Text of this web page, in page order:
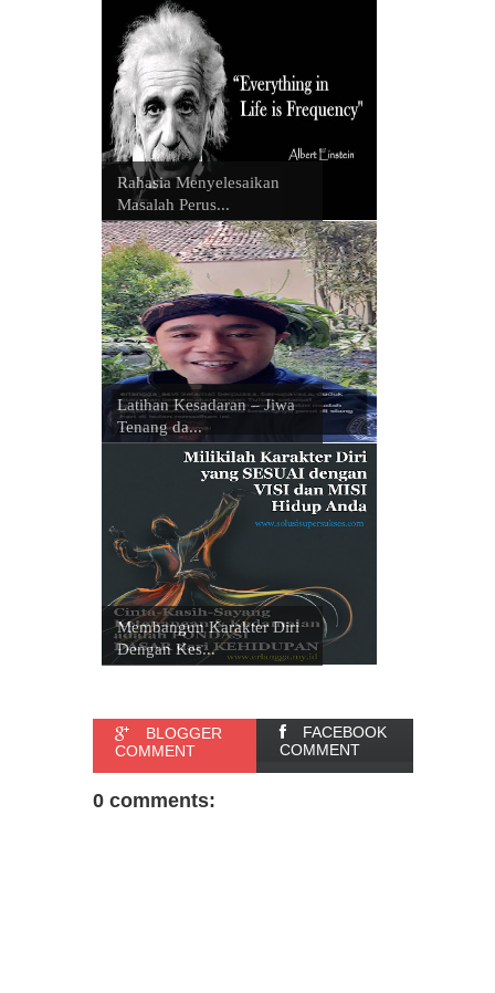
Rahasia Menyelesaikan
Masalah Perus...
Latihan Kesadaran – Jiwa
Tenang da...
Membangun Karakter Diri
Dengan Kes...
BLOGGER
COMMENT
FACEBOOK
COMMENT
0 comments: